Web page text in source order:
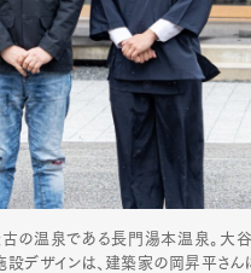
温泉である長門湯本温泉。大谷
デザインは、建築家の岡昇平さんに